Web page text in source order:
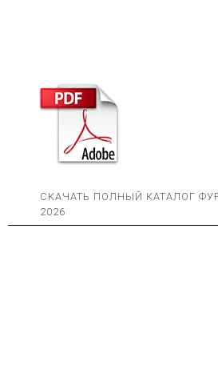
СКАЧАТЬ ПОЛНЫЙ КАТАЛОГ
2026